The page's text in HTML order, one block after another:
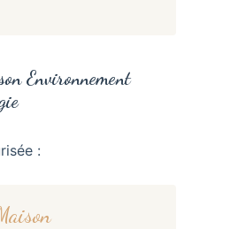
Environnement
: